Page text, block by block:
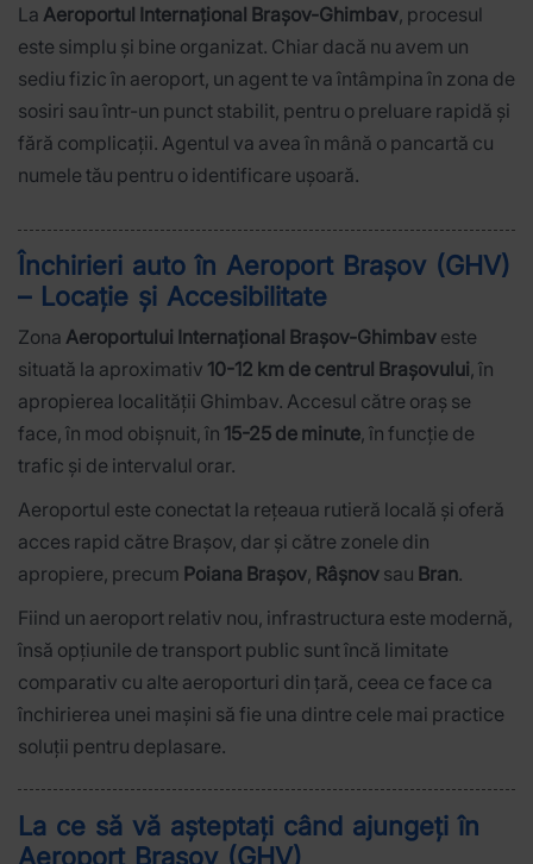
La Aeroportul Internațional Brașov-Ghimbav, procesul
este simplu și bine organizat. Chiar dacă nu avem un
sediu fizic în aeroport, un agent te va întâmpina în zona de
sosiri sau într-un punct stabilit, pentru o preluare rapidă și
fără complicații. Agentul va avea în mână o pancartă cu
numele tău pentru o identificare ușoară.
Închirieri auto în Aeroport Brașov (GHV)
– Locație și Accesibilitate
Zona Aeroportului Internațional Brașov-Ghimbav este
situată la aproximativ 10-12 km de centrul Brașovului, în
apropierea localității Ghimbav. Accesul către oraș se
face, în mod obișnuit, în 15-25 de minute, în funcție de
trafic și de intervalul orar.
Aeroportul este conectat la rețeaua rutieră locală și oferă
acces rapid către Brașov, dar și către zonele din
apropiere, precum Poiana Brașov, Râșnov sau Bran.
Fiind un aeroport relativ nou, infrastructura este modernă,
însă opțiunile de transport public sunt încă limitate
comparativ cu alte aeroporturi din țară, ceea ce face ca
închirierea unei mașini să fie una dintre cele mai practice
soluții pentru deplasare.
La ce să vă așteptați când ajungeți în
Aeroport Brașov (GHV)